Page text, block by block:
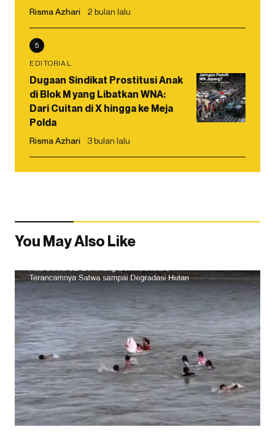
Risma Azhari 2 bulan lalu
5
EDITORIAL
Dugaan Sindikat Prostitusi Anak
di Blok M yang Libatkan WNA:
Dari Cuitan di X hingga ke Meja
Polda
Risma Azhari 3 bulan lalu
You May Also Like